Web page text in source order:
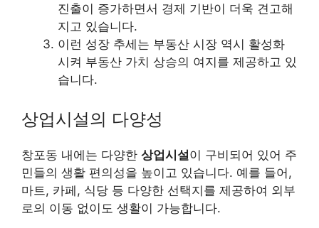
진출이 증가하면서 경제 기반이 더욱 견고해
지고 있습니다.
이런 성장 추세는 부동산 시장 역시 활성화
시켜 부동산 가치 상승의 여지를 제공하고 있
습니다.
상업시설의 다양성
창포동 내에는 다양한 상업시설이 구비되어 있어 주
민들의 생활 편의성을 높이고 있습니다. 예를 들어,
마트, 카페, 식당 등 다양한 선택지를 제공하여 외부
로의 이동 없이도 생활이 가능합니다.